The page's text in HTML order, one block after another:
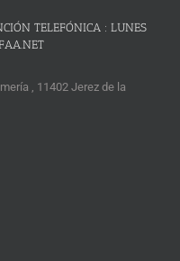
TELEFÓNICA : LUNES
, 11402 Jerez de la